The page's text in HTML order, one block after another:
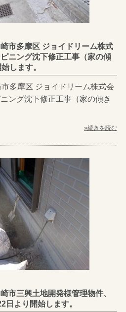
市多摩区 ジョイドリーム株式
ニング沈下修正工事（家の傾
します。
多摩区 ジョイドリーム株式会
ング沈下修正工事（家の傾き
»続きを読む
市三興土地開発様管理物件、
日より開始します。